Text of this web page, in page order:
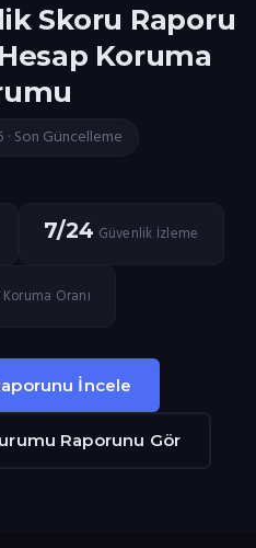
Skoru Raporu
Koruma
· Son Güncelleme
7/24 Güvenlik İzleme
Koruma Oranı
İncele
Raporunu Gör